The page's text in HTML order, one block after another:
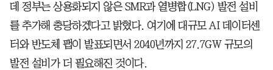
데 정부는 상용화되지 않은 SMR과 열병합(LNG) 발전 설비
를 추가해 충당하겠다고 밝혔다. 여기에 대규모 AI 데이터센
터와 반도체 팹이 발표되면서 2040년까지 27.7GW 규모의
발전 설비가 더 필요해진 것이다.